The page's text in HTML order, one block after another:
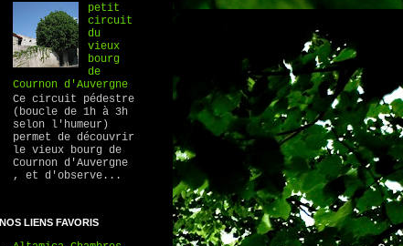
petit
circuit
du
vieux
bourg
de
Cournon d'Auvergne
Ce circuit pédestre
(boucle de 1h à 3h
selon l'humeur)
permet de découvrir
le vieux bourg de
Cournon d'Auvergne
, et d'observe...
NOS LIENS FAVORIS